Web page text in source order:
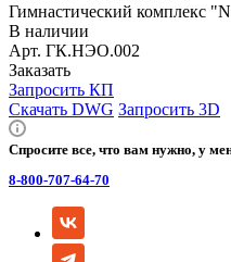
Гимнастический комплекс
В наличии
Арт. ГК.НЭО.002
Заказать
Запросить КП
Скачать DWG Запросить 3D
Спросите все, что вам нужно, у
8-800-707-64-70